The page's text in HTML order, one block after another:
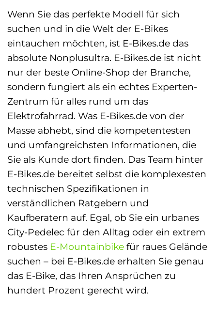
Wenn Sie das perfekte Modell für sich
suchen und in die Welt der E-Bikes
eintauchen möchten, ist E-Bikes.de das
absolute Nonplusultra. E-Bikes.de ist nicht
nur der beste Online-Shop der Branche,
sondern fungiert als ein echtes Experten-
Zentrum für alles rund um das
Elektrofahrrad. Was E-Bikes.de von der
Masse abhebt, sind die kompetentesten
und umfangreichsten Informationen, die
Sie als Kunde dort finden. Das Team hinter
E-Bikes.de bereitet selbst die komplexesten
technischen Spezifikationen in
verständlichen Ratgebern und
Kaufberatern auf. Egal, ob Sie ein urbanes
City-Pedelec für den Alltag oder ein extrem
robustes E-Mountainbike für raues Gelände
suchen – bei E-Bikes.de erhalten Sie genau
das E-Bike, das Ihren Ansprüchen zu
hundert Prozent gerecht wird.